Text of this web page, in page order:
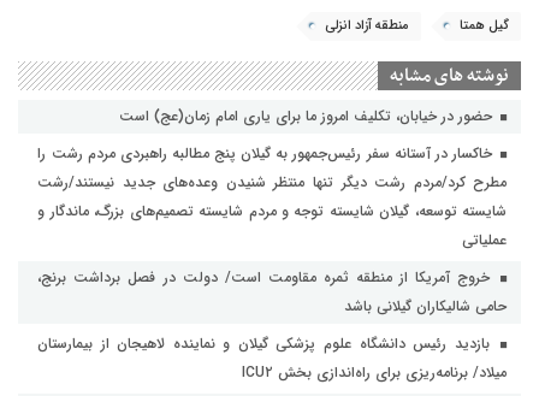
گیل همتا منطقه آزاد انزلی
نوشته های مشابه
حضور در خیابان، تکلیف امروز ما برای یاری امام زمان(عج) است
خاکسار در آستانه سفر رئیس‌جمهور به گیلان پنج مطالبه راهبردی مردم رشت را
مطرح کرد/مردم رشت دیگر تنها منتظر شنیدن وعده‌های جدید نیستند/رشت
شایسته توسعه، گیلان شایسته توجه و مردم شایسته تصمیم‌های بزرگ، ماندگار و
عملیاتی
خروج آمریکا از منطقه ثمره مقاومت است/ دولت در فصل برداشت برنج،
حامی شالیکاران گیلانی باشد
بازدید رئیس دانشگاه علوم پزشکی گیلان و نماینده لاهیجان از بیمارستان
میلاد/ برنامه‌ریزی برای راه‌اندازی بخش ICU۲